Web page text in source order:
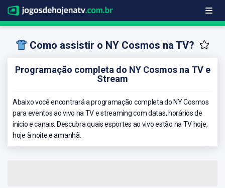
Como assistir o NY Cosmos na TV?
Programação completa do NY Cosmos na TV e
Stream
Abaixo você encontrará a programação completa do NY Cosmos
para eventos ao vivo na TV e streaming com datas, horários de
início e canais. Descubra quais esportes ao vivo estão na TV hoje,
hoje à noite e amanhã.